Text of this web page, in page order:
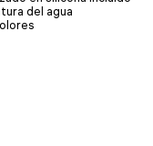
del agua